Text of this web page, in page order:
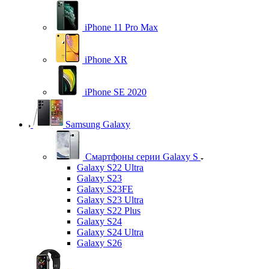
iPhone 11 Pro Max
iPhone XR
iPhone SE 2020
Samsung Galaxy
Смартфоны серии Galaxy S
Galaxy S22 Ultra
Galaxy S23
Galaxy S23FE
Galaxy S23 Ultra
Galaxy S22 Plus
Galaxy S24
Galaxy S24 Ultra
Galaxy S26